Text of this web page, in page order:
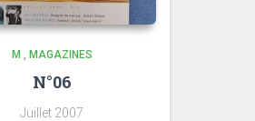
M , MAGAZINES
N°06
Juillet 2007